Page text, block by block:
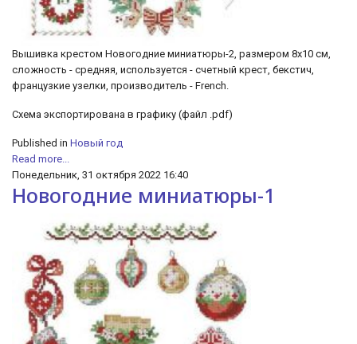
Вышивка крестом Новогодние миниатюры-2, размером 8х10 см,
сложность - средняя, используется - счетный крест, бекстич,
французкие узелки, производитель - French.
Схема экспортирована в графику (файл .pdf)
Published in Новый год
Read more...
Понедельник, 31 октября 2022 16:40
Новогодние миниатюры-1